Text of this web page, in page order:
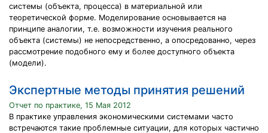
системы (объекта, процесса) в материальной или
теоретической форме. Моделирование основывается на
принципе аналогии, т.е. возможности изучения реального
объекта (системы) не непосредственно, а опосредованно, через
рассмотрение подобного ему и более доступного объекта
(модели).
Экспертные методы принятия решений
Отчет по практике, 15 Мая 2012
В практике управления экономическими системами часто
встречаются такие проблемные ситуации, для которых частично